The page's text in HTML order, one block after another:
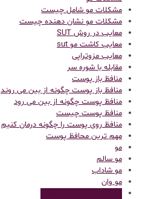
مشکلات مو شامل چیست
مشکلات مو نشان دهنده چیست
معایب در روش SUT
معایب کاشت مو sut
معایب مزوتراپی
مقابله با شوره سر
منافظ باز پوست
منافظ باز پوست چگونه از بین می روند
منافظ پوست چگونه از بین می رود
منافظ پوست چیست
منافظ روی پوست را چگونه درمان کنیم
مهم ترین محافظ پوست
مو
مو سالم
مو شاداب
مو وان